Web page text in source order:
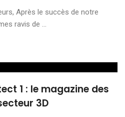
Après le succès de notre
ravis de ...
1 : le magazine des
3D